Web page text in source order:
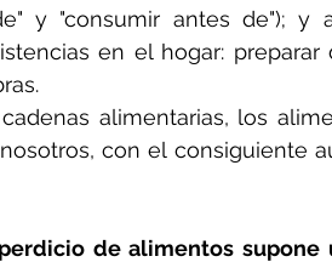
y "consumir antes de"); y
en el hogar:
alimentarias, los
con el consiguiente
de alimentos supone